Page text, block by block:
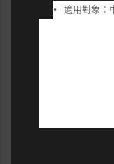
適用對象：